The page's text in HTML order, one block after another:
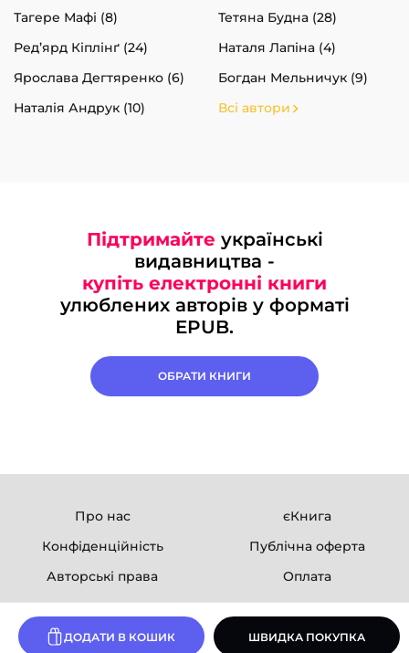
ДОДАТИ В КОШИК ШВИДКА ПОКУПКА
Тагере Мафі (8)
Тетяна Будна (28)
Ред’ярд Кіплінґ (24)
Наталя Лапіна (4)
Ярослава Дегтяренко (6)
Богдан Мельничук (9)
Наталія Андрук (10)
Всі автори
Підтримайте українські
видавництва -
купіть електронні книги
улюблених авторів у форматі
EPUB.
ОБРАТИ КНИГИ
Про нас
єКнига
Конфіденційність
Публічна оферта
Авторські права
Оплата